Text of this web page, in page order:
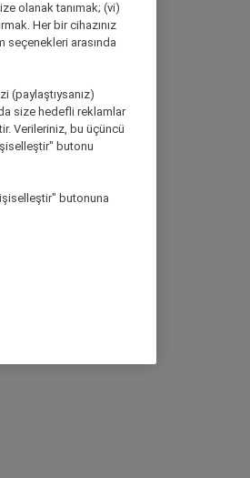
olanak tanımak; (vi)
Her bir cihazınız
seçenekleri arasında
(paylaştıysanız)
size hedefli reklamlar
Verileriniz, bu üçüncü
butonu
butonuna